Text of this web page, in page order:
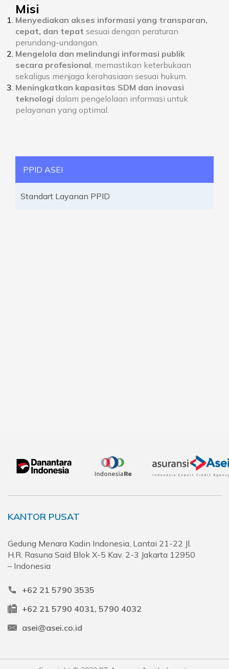
Misi
Menyediakan akses informasi yang transparan,
cepat, dan tepat sesuai dengan peraturan
perundang-undangan.
Mengelola dan melindungi informasi publik
secara profesional , memastikan keterbukaan
sekaligus menjaga kerahasiaan sesuai hukum.
Meningkatkan kapasitas SDM dan inovasi
teknologi dalam pengelolaan informasi untuk
pelayanan yang optimal.
PPID ASEI
Standart Layanan PPID
KANTOR PUSAT
Gedung Menara Kadin Indonesia, Lantai 21-22 Jl.
H.R. Rasuna Said Blok X-5 Kav. 2-3 Jakarta 12950
– Indonesia
+62 21 5790 3535
+62 21 5790 4031, 5790 4032
asei@asei.co.id